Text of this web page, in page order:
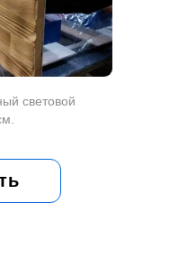
световой